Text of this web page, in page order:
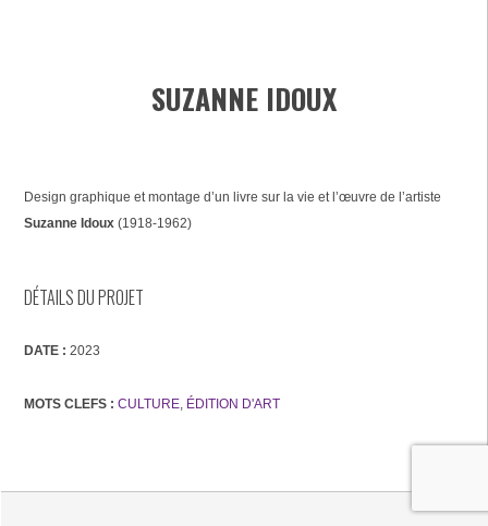
SUZANNE IDOUX
Design graphique et montage d’un livre sur la vie et l’œuvre de l’artiste
Suzanne Idoux (1918-1962)
DÉTAILS DU PROJET
DATE : 2023
MOTS CLEFS :CULTURE, ÉDITION D'ART